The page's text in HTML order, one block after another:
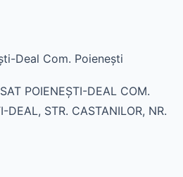
Deal Com. Poieneşti
POIENEŞTI-DEAL COM.
DEAL, STR. CASTANILOR, NR.